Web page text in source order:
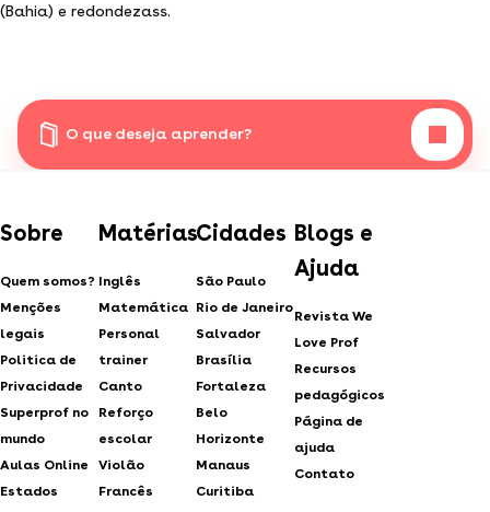
(Bahia) e redondezass.
O que deseja aprender?
Sobre
Quem somos?
Menções
legais
Politica de
Privacidade
Superprof no
mundo
Aulas Online
Estados
Matérias
Inglês
Matemática
Personal
trainer
Canto
Reforço
escolar
Violão
Francês
Cidades
São Paulo
Rio de Janeiro
Salvador
Brasília
Fortaleza
Belo
Horizonte
Manaus
Curitiba
Blogs e
Ajuda
Revista We
Love Prof
Recursos
pedagógicos
Página de
ajuda
Contato